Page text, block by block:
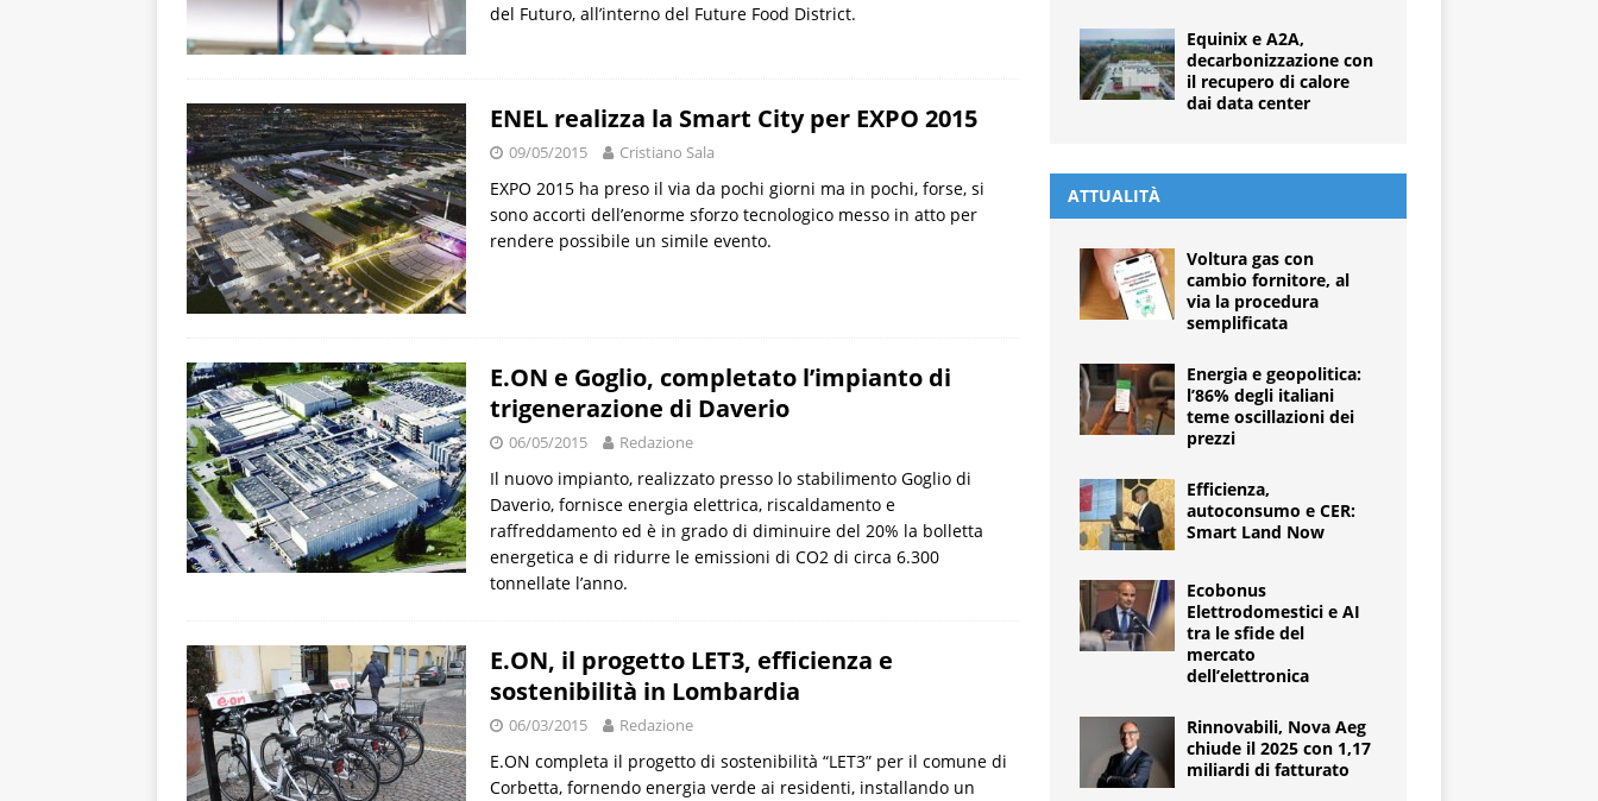
del Futuro, all’interno del Future Food District.
ENEL realizza la Smart City per EXPO 2015
09/05/2015 Cristiano Sala
EXPO 2015 ha preso il via da pochi giorni ma in pochi, forse, si
sono accorti dell’enorme sforzo tecnologico messo in atto per
rendere possibile un simile evento.
E.ON e Goglio, completato l’impianto di
trigenerazione di Daverio
06/05/2015 Redazione
Il nuovo impianto, realizzato presso lo stabilimento Goglio di
Daverio, fornisce energia elettrica, riscaldamento e
raffreddamento ed è in grado di diminuire del 20% la bolletta
energetica e di ridurre le emissioni di CO2 di circa 6.300
tonnellate l’anno.
E.ON, il progetto LET3, efficienza e
sostenibilità in Lombardia
06/03/2015 Redazione
E.ON completa il progetto di sostenibilità “LET3” per il comune di
Corbetta, fornendo energia verde ai residenti, installando un
Equinix e A2A,
decarbonizzazione con
il recupero di calore
dai data center
ATTUALITÀ
Voltura gas con
cambio fornitore, al
via la procedura
semplificata
Energia e geopolitica:
l’86% degli italiani
teme oscillazioni dei
prezzi
Efficienza,
autoconsumo e CER:
Smart Land Now
Ecobonus
Elettrodomestici e AI
tra le sfide del
mercato
dell’elettronica
Rinnovabili, Nova Aeg
chiude il 2025 con 1,17
miliardi di fatturato